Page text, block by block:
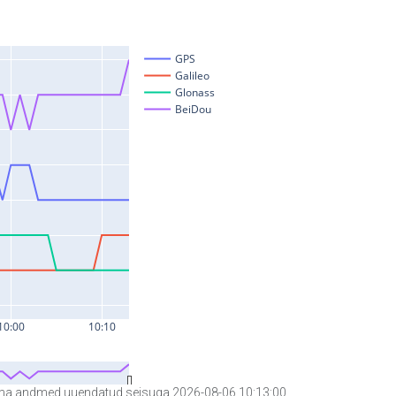
andmed uuendatud seisuga 2026-08-06 10:13:00